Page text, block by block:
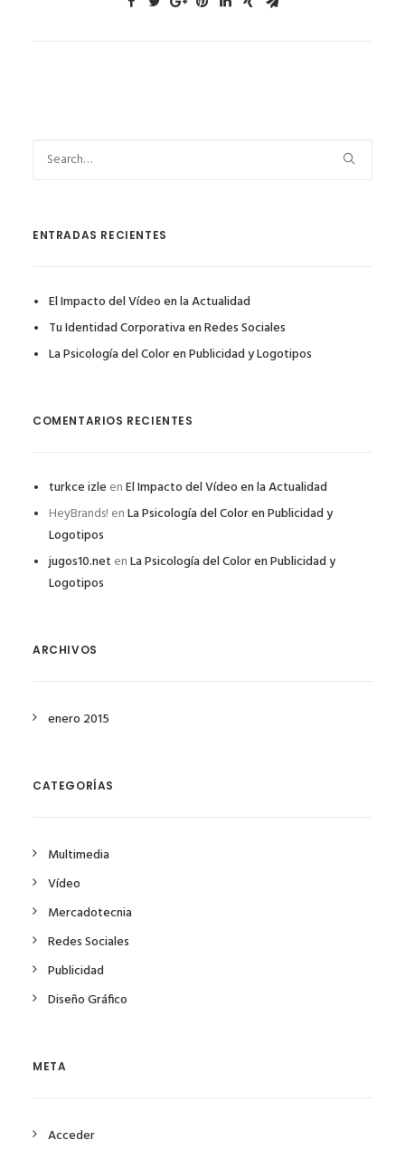
ENTRADAS RECIENTES
El Impacto del Vídeo en la Actualidad
Tu Identidad Corporativa en Redes Sociales
La Psicología del Color en Publicidad y Logotipos
COMENTARIOS RECIENTES
turkce izle enEl Impacto del Vídeo en la Actualidad
HeyBrands! enLa Psicología del Color en Publicidad y
Logotipos
jugos10.net enLa Psicología del Color en Publicidad y
Logotipos
ARCHIVOS
enero 2015
CATEGORÍAS
Multimedia
Vídeo
Mercadotecnia
Redes Sociales
Publicidad
Diseño Gráfico
META
Acceder